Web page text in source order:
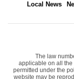
Local News
The law
applicable on all
permitted under
website may be